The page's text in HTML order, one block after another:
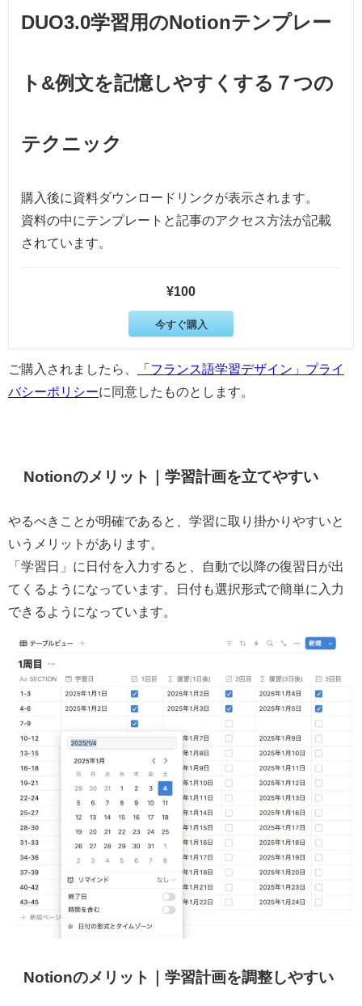
DUO3.0学習用のNotionテンプレー
ト&例文を記憶しやすくする７つの
テクニック
購入後に資料ダウンロードリンクが表示されます。
資料の中にテンプレートと記事のアクセス方法が記載
されています。
¥100
今すぐ購入
ご購入されましたら、
「フランス語学習デザイン」プライ
バシーポリシーに同意したものとします。
Notionのメリット｜学習計画を立てやすい
やるべきことが明確であると、学習に取り掛かりやすいと
いうメリットがあります。
「学習日」に日付を入力すると、自動で以降の復習日が出
てくるようになっています。日付も選択形式で簡単に入力
できるようになっています。
Notionのメリット｜学習計画を調整しやすい